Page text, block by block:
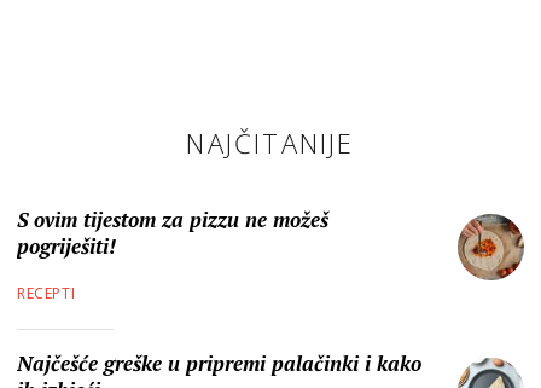
NAJČITANIJE
S ovim tijestom za pizzu ne možeš
pogriješiti!
RECEPTI
Najčešće greške u pripremi palačinki i kako